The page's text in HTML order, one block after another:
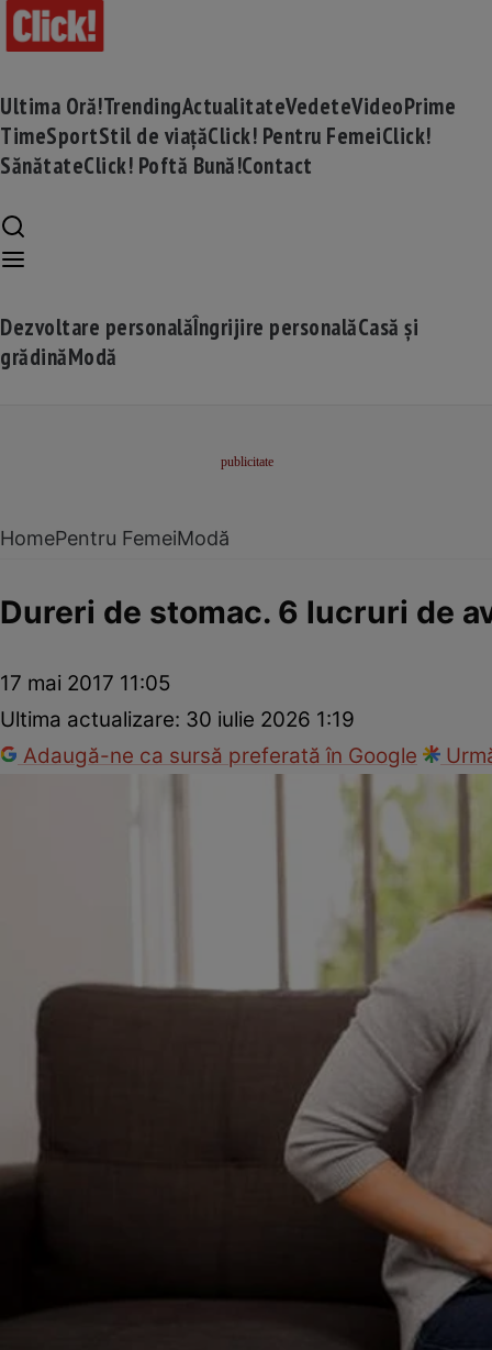
Ultima Oră!TrendingActualitateVedeteVideoPrime
TimeSportStil de viațăClick! Pentru FemeiClick!
SănătateClick! Poftă Bună!Contact
Dezvoltare personalăÎngrijire personalăCasă și
grădinăModă
HomePentru FemeiModă
Dureri de stomac. 6 lucruri de
17 mai 2017 11:05
Ultima actualizare: 30 iulie 2026 1:19
Adaugă-ne ca sursă preferată în Google